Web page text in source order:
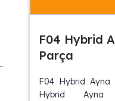
F04 Hybrid
Parça
F04 Hybrid Ayna
Hybrid Ayna